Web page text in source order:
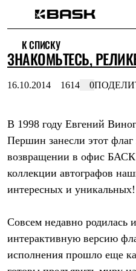
Интернет-магазин
Мужская одежда
Утепленная пухом
Куртки
Брюки
Утепленная синтетикой
Куртки
Брюки
Штормовая одежда
Куртки
Софтшелл одежда
Брюки
Флисовая одежда
Куртки
Брюки
К СПИСКУ
ЗНАКОМЬТЕСЬ,
16.10.2014 1614 0
В 1998 году Евгений
Першин занесли этот
возвращении в офис БАСК
коллекции автографов
интересных и уникальных!
Совсем недавно родилась
интерактивную версию
исполнения прошло еще